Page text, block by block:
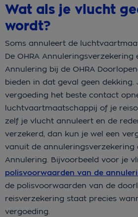
Wat als je vlucht
wordt?
Soms annuleert de
De OHRA
Annulering bij de OHRA
bieden in dat geval geen dekking.
vergoeding het beste contact
luchtvaartmaatschappij of je
zelf je vlucht annuleert en de
verzekerd, dan kun je wel een
vanuit de annuleringsverzekering
Annulering. Bijvoorbeeld voor je
polisvoorwaarden van de
de polisvoorwaarden van de
reisverzekering staat precies
vergoeding.